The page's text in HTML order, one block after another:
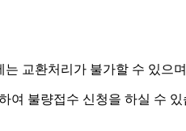
교환처리가 불가할 수 있으
여 불량접수 신청을 하실 수 있